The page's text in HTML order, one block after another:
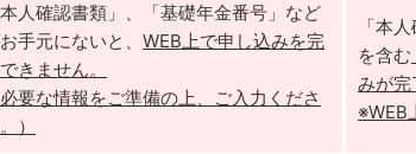
本人確認書類」、「基礎年金番号」など
手元にないと、 WEB上で申し込みを完
きません。
必要な情報をご準備の上、ご入力くださ
）
「本
を含む
みが完
※WEB